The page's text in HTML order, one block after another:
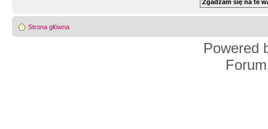
Strona główna
Powered